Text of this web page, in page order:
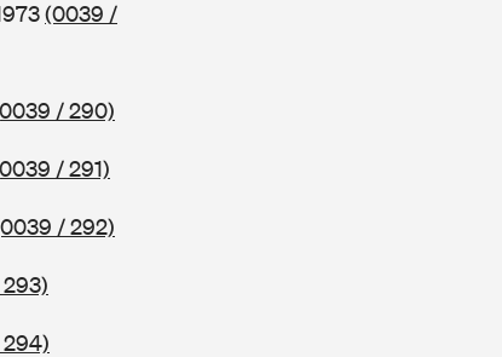
(0039 /
/ 290)
/ 291)
/ 292)